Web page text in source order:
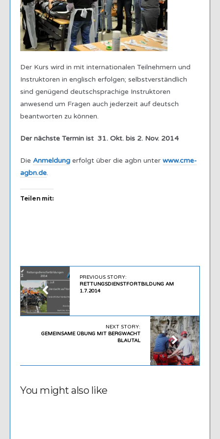
Der Kurs wird in mit internationalen Teilnehmern und
Instruktoren in englisch erfolgen; selbstverständlich
sind genügend deutschsprachige Instruktoren
anwesend um Fragen auch jederzeit auf deutsch
beantworten zu können.
Der nächste Termin ist 31. Okt. bis 2. Nov. 2014
Die Anmeldung erfolgt über die agbn unter www.cme-
agbn.de.
Teilen mit:
PREVIOUS STORY:
RETTUNGSDIENSTFORTBILDUNG AM
1.7.2014
NEXT STORY:
GEMEINSAME ÜBUNG MIT BERGWACHT
BLAUTAL
You might also like